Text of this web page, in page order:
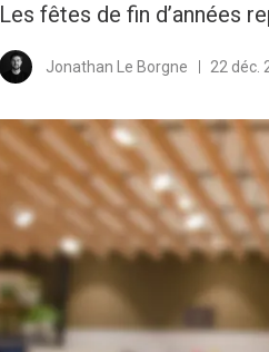
Les fêtes de fin d’années
Jonathan Le Borgne 22 déc.